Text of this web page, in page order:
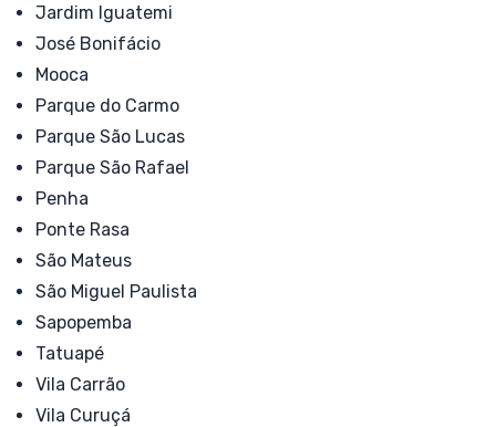
Jardim Iguatemi
José Bonifácio
Mooca
Parque do Carmo
Parque São Lucas
Parque São Rafael
Penha
Ponte Rasa
São Mateus
São Miguel Paulista
Sapopemba
Tatuapé
Vila Carrão
Vila Curuçá